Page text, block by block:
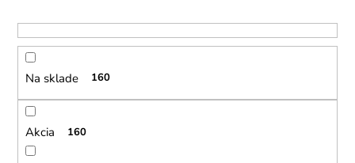
p
r
o
d
u
k
Na sklade 160
Akcia 160
d
p
o
č
m